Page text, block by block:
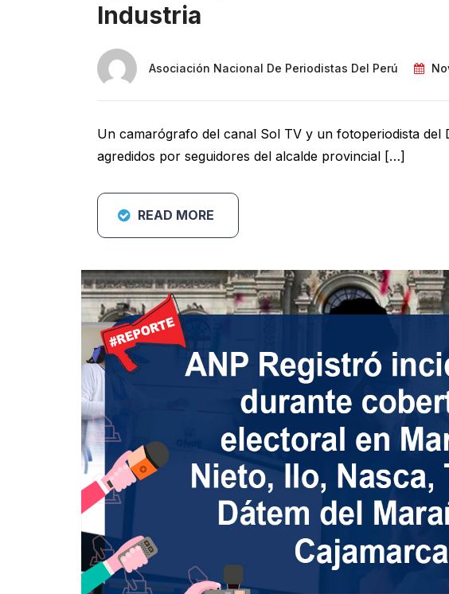
Industria
Asociación Nacional De Periodistas Del Perú
Un camarógrafo del canal Sol TV y un fotoperiodista del
agredidos por seguidores del alcalde provincial […]
READ MORE